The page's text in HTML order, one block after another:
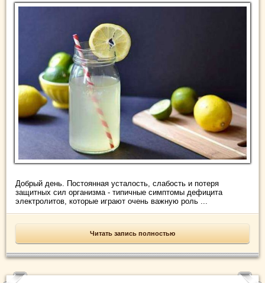
Добрый день. Постоянная усталость, слабость и потеря
защитных сил организма - типичные симптомы дефицита
электролитов, которые играют очень важную роль ...
Читать запись полностью